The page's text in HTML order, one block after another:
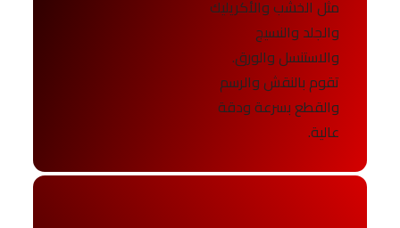
مثل الخشب والأكريليك
والجلد والنسيج
والاستنسل والورق.
تقوم بالنقش والرسم
والقطع بسرعة ودقة
عالية.